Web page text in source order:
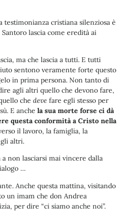
testimonianza cristiana silenziosa è
lascia come eredità ai
ma che lascia a tutti. E tutti
sentono veramente forte questo
in prima persona. Non tanto di
agli altri quello che devono fare,
che deve fare egli stesso per
E anche la sua morte forse ci dà
questa conformità a Cristo nella
il lavoro, la famiglia, la
altri.
a non lasciarsi mai vincere dalla
…
Anche questa mattina, visitando
un imam che don Andrea
per dire “ci siamo anche noi”.